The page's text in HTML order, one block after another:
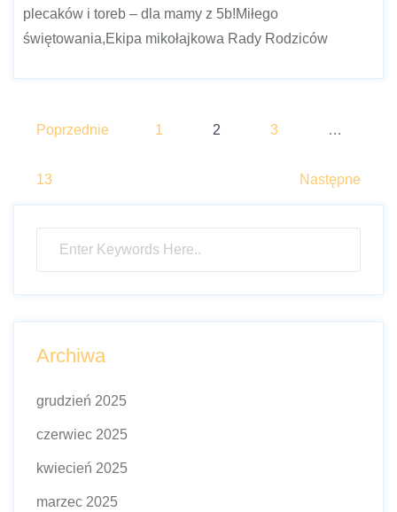
plecaków i toreb – dla mamy z 5b!Miłego
świętowania,Ekipa mikołajkowa Rady Rodziców
Stronicowanie
wpisów
Poprzednie 1 2 3 …
13 Następne
Archiwa
grudzień 2025
czerwiec 2025
kwiecień 2025
marzec 2025